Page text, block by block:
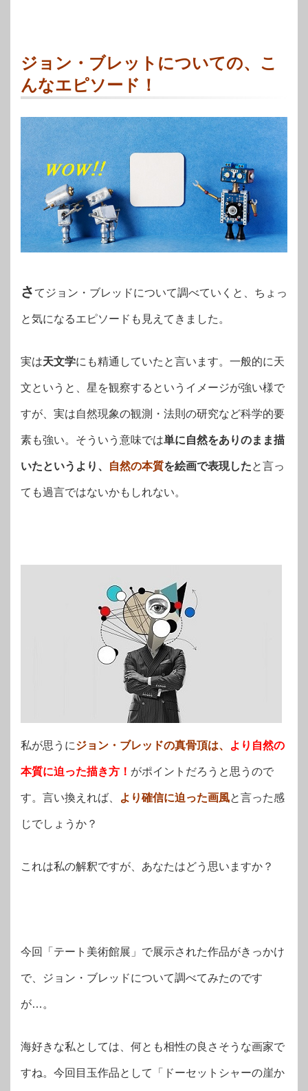
ジョン・ブレットについての、こ
んなエピソード！
さ てジョン・ブレッドについて調べていくと、ちょっ
と気になるエピソードも見えてきました。
実は天文学にも精通していたと言います。一般的に天
文というと、星を観察するというイメージが強い様で
すが、実は自然現象の観測・法則の研究など科学的要
素も強い。そういう意味では単に自然をありのまま描
いたというより、 自然の本質を絵画で表現したと言っ
ても過言ではないかもしれない。
私が思うにジョン・ブレッドの真骨頂は、 より自然の
本質に迫った描き方！ がポイントだろうと思うので
す。言い換えれば、 より確信に迫った画風と言った感
じでしょうか？
これは私の解釈ですが、あなたはどう思いますか？
今回「テート美術館展」で展示された作品がきっかけ
で、ジョン・ブレッドについて調べてみたのです
が…。
海好きな私としては、何とも相性の良さそうな画家で
すね。今回目玉作品として「ドーセットシャーの崖か